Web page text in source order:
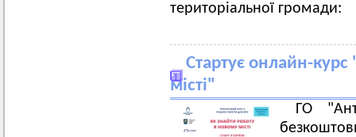
територіальної громади:
Стартує онлайн-
місті"
ГО